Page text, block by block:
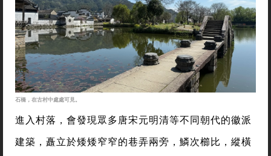
石橋，在古村中處處可見。
進入村落，會發現眾多唐宋元明清等不同朝代的徽派
建築，矗立於矮矮窄窄的巷弄兩旁，鱗次櫛比，縱橫